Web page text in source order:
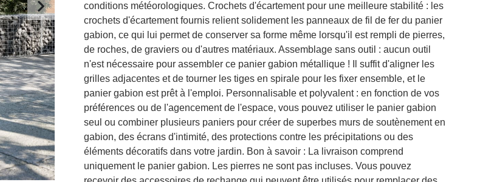
conditions météorologiques. Crochets d'écartement pour une meilleure stabilité : les
crochets d'écartement fournis relient solidement les panneaux de fil de fer du panier
gabion, ce qui lui permet de conserver sa forme même lorsqu'il est rempli de pierres,
de roches, de graviers ou d'autres matériaux. Assemblage sans outil : aucun outil
n'est nécessaire pour assembler ce panier gabion métallique ! Il suffit d'aligner les
grilles adjacentes et de tourner les tiges en spirale pour les fixer ensemble, et le
panier gabion est prêt à l'emploi. Personnalisable et polyvalent : en fonction de vos
préférences ou de l'agencement de l'espace, vous pouvez utiliser le panier gabion
seul ou combiner plusieurs paniers pour créer de superbes murs de soutènement en
gabion, des écrans d'intimité, des protections contre les précipitations ou des
éléments décoratifs dans votre jardin. Bon à savoir : La livraison comprend
uniquement le panier gabion. Les pierres ne sont pas incluses. Vous pouvez